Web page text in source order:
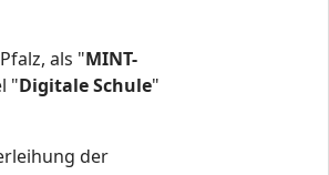
als "MINT-
"Digitale Schule"
der